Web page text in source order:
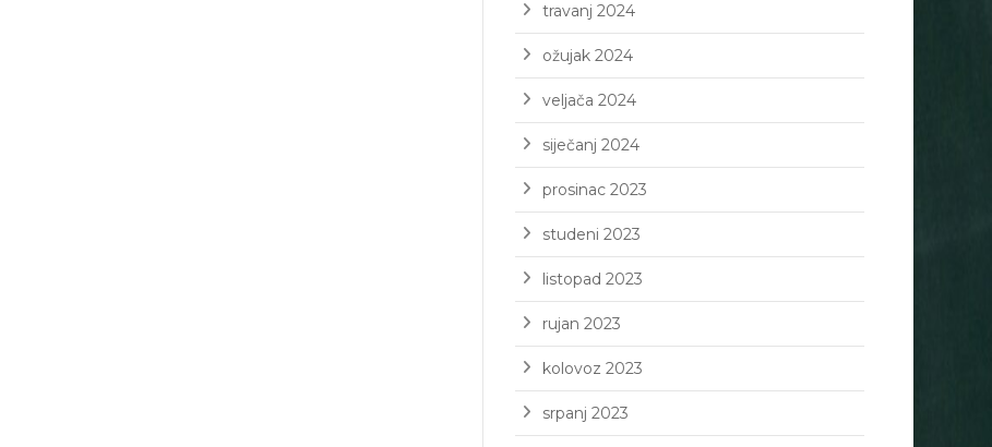
travanj 2024
ožujak 2024
veljača 2024
siječanj 2024
prosinac 2023
studeni 2023
listopad 2023
rujan 2023
kolovoz 2023
srpanj 2023